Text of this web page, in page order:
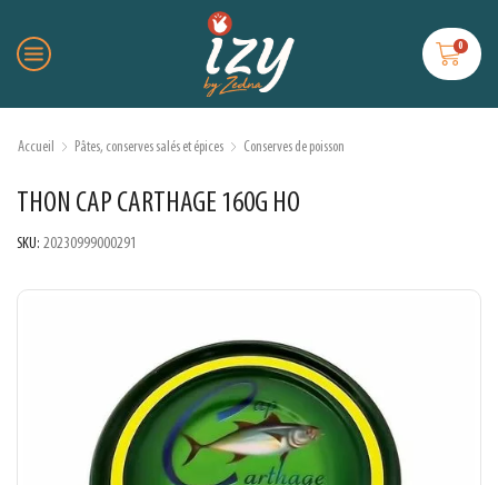
0
Accueil Pâtes, conserves salés et épices Conserves de poisson
THON CAP CARTHAGE 160G HO
SKU: 20230999000291